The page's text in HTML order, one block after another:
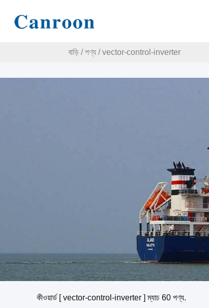
বাড়ি / পণ্য / vector-control-inverter
কীওয়ার্ড [ vector-control-inverter ] ম্যাচ 60 পণ্য.